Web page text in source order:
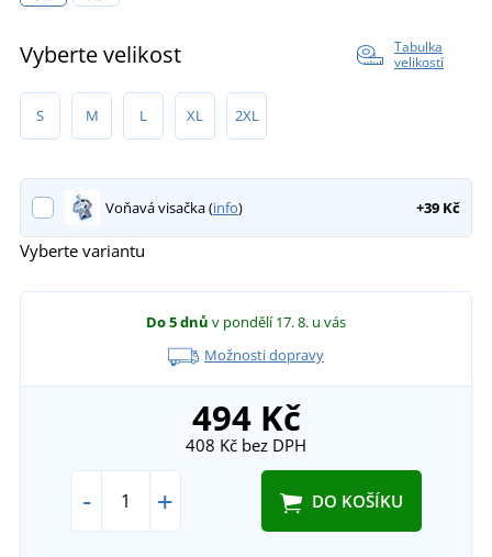
Vyberte velikost
Tabulka
velikostí
S M L XL 2XL
Voňavá visačka (info) +39 Kč
Vyberte variantu
Do 5 dnů v pondělí 17. 8. u vás
Možnosti dopravy
494 Kč
408 Kč bez DPH
- + DO KOŠÍKU